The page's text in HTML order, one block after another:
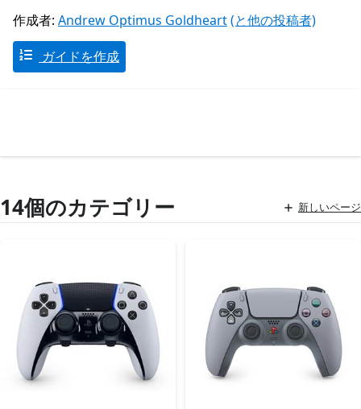
作成者: Andrew Optimus Goldheart(と他の投稿者)
ガイドを作成
14個のカテゴリー 新しいページ